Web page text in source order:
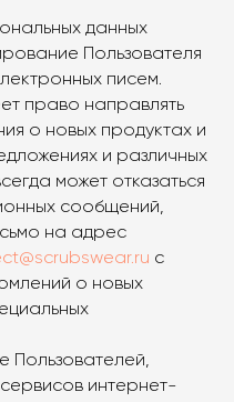
данных
Пользователя
писем.
право направлять
о новых продуктах и
и различных
может отказаться
сообщений,
на адрес
с
о новых
Пользователей,
интернет-